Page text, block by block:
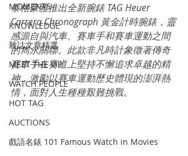
MOMENTS
KNOWLEDGE
雜誌文章精選
MEET THE VIP
WATCH PEOPLE
HOT TAG
AUCTIONS
戲語名錶 101 Famous Watch in Movies
泰格豪雅推出全新腕錶 TAG Heuer
Carrera Chronograph 黃金計時腕錶，靈
感源自與汽車、賽車手和賽車運動之間
的雋永關聯。此款非凡時計象徵著傳奇
賽車手在賽道上堅持不懈追求卓越的精
神，激勵以賽車運動歷史體現的澎湃熱
情，面對人生種種艱難挑戰。